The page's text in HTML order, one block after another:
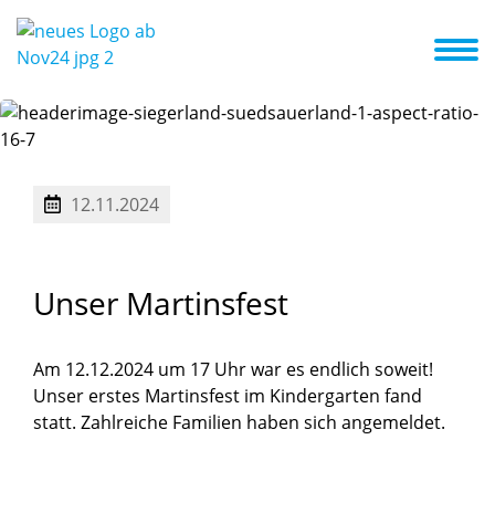
& Kurse Erste Schritte in die Kita Aktuelles + Termine
12.11.2024
Unser Martinsfest
Am 12.12.2024 um 17 Uhr war es endlich soweit!
Unser erstes Martinsfest im Kindergarten fand
statt. Zahlreiche Familien haben sich angemeldet.